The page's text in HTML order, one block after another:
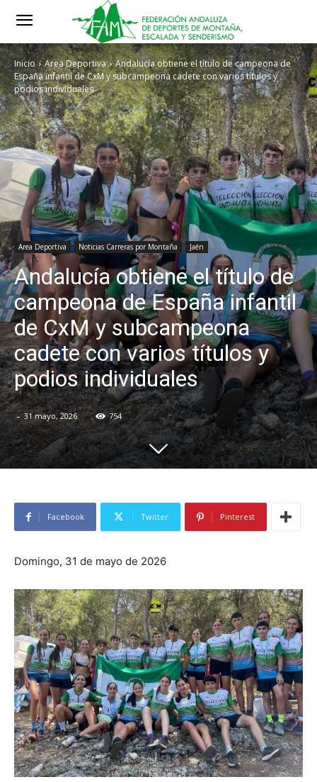
Inicio Area Deportiva
Andalucía obtiene el título de campeona de
España infantil de CxM y subcampeona cadete con varios títulos y
podios individuales
Area Deportiva Noticias Carreras por Montaña Jaén
Andalucía obtiene el título de
campeona de España infantil
de CxM y subcampeona
cadete con varios títulos y
podios individuales
- 31 mayo, 2026 754
Facebook Twitter Pinterest
Domingo, 31 de mayo de 2026